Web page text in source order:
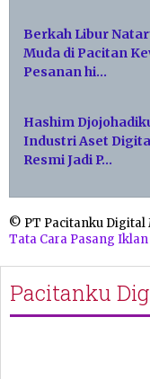
Berkah Libur
Muda di Pacitan
Pesanan hi…
Hashim
Industri Aset
Resmi Jadi P…
© PT Pacitanku Digital
Tata Cara Pasang Iklan
Pacitanku